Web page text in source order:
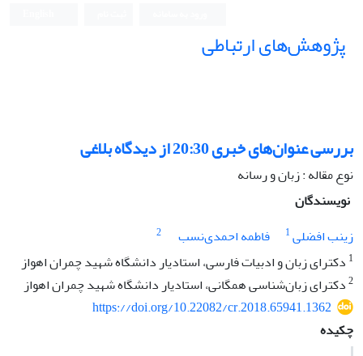
پژوهش‌های ارتباطی
بررسی عنوان‌های خبری 20:30 از دیدگاه بلاغی
نوع مقاله : زبان و رسانه
نویسندگان
زینب افضلی1 فاطمه احمدی‌نسب
2
1 دکترای زبان و ادبیات فارسی، استادیار دانشگاه شهید چمران اهواز
2دکترای زبان‌شناسی همگانی، استادیار دانشگاه شهید چمران اهواز
https://doi.org/10.22082/cr.2018.65941.1362
چکیده